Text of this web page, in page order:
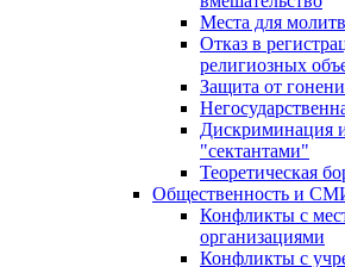
Места для
Отказ в
религиозных
Защита от
Дискриминация
"сектантами"
Теоретическая
Общественность и
Конфликты с
организациями
Конфликты с